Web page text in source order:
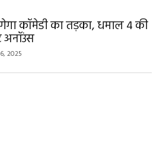
कॉमेडी का तड़का, धमाल 4 की
अनॉउंस
2025